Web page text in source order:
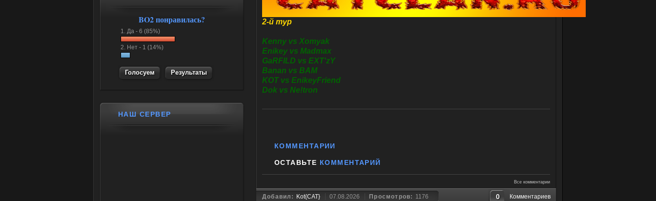
2-й тур
Kenny vs Xomyak
Enikey vs Madmax
GaRFILD vs EXT'zY
Banan vs BAM
KOT vs EnikeyFriend
Dok vs Ne!tron
КОММЕНТАРИИ
ОСТАВЬТЕ КОММЕНТАРИЙ
Все комментарии
Добавил: Kot{CAT} 07.08.2026 Просмотров: 1176 0 Комментариев
BO2 понравилась?
1. Да - 6 (85%)
2. Нет - 1 (14%)
Результаты
НАШ СЕРВЕР